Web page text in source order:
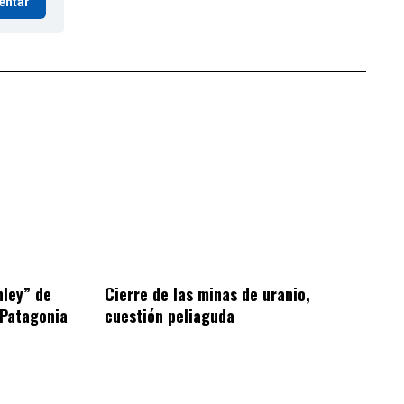
de
Cierre de las minas de uranio,
cuestión peliaguda